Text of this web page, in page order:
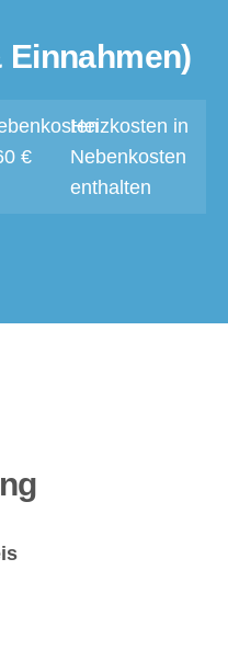
Einnahmen)
€
Heizkosten in
Nebenkosten
enthalten